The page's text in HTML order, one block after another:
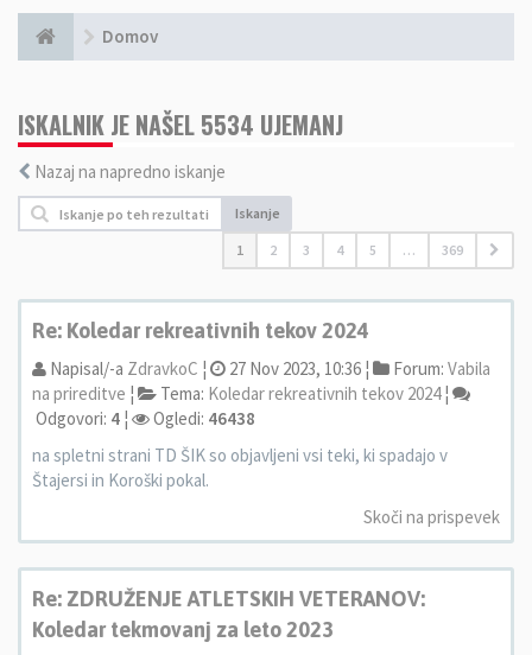
Domov
ISKALNIK JE NAŠEL 5534 UJEMANJ
Nazaj na napredno iskanje
Iskanje
1 2 3 4 5 … 369
Re: Koledar rekreativnih tekov 2024
Napisal/-a ZdravkoC ¦ 27 Nov 2023, 10:36 ¦ Forum: Vabila
na prireditve ¦ Tema: Koledar rekreativnih tekov 2024¦
Odgovori: 4 ¦ Ogledi: 46438
na spletni strani TD ŠIK so objavljeni vsi teki, ki spadajo v
Štajersi in Koroški pokal.
Skoči na prispevek
Re: ZDRUŽENJE ATLETSKIH VETERANOV:
Koledar tekmovanj za leto 2023